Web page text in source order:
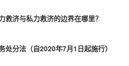
救济与私力救济的边界在哪里？‌
处分法（自2020年7月1日起施行）